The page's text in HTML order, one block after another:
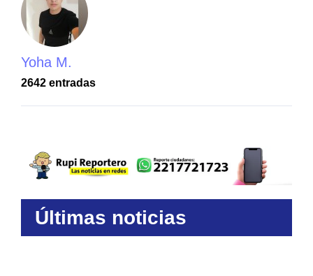
Yoha M.
2642 entradas
Últimas noticias